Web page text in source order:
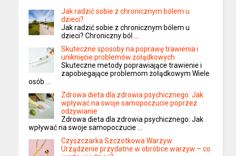
Jak radzić sobie z chronicznym bólem u
dzieci?
Jak radzić sobie z chronicznym bólem u
dzieci? Chroniczny ból …
Skuteczne sposoby na poprawę trawienia i
uniknięcie problemów żołądkowych
Skuteczne metody poprawiające trawienie i
zapobiegające problemom żołądkowym Wiele
osób …
Zdrowa dieta dla zdrowia psychicznego: Jak
wpływać na swoje samopoczucie poprzez
odżywianie
Zdrowa dieta dla zdrowia psychicznego: Jak
wpływać na swoje samopoczucie …
Czyszczarka Szczotkowa Warzyw:
Urządzenie przydatne w obróbce warzyw – co